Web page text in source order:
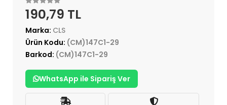
190,79 TL
Marka: CLS
Ürün Kodu: (CM)147C1-29
Barkod: (CM)147C1-29
WhatsApp ile Sipariş Ver